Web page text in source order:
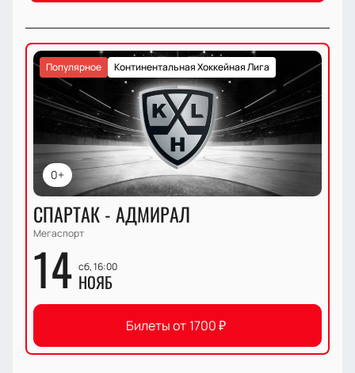
0+
Континентальная Хоккейная Лига
Популярное
СПАРТАК - АДМИРАЛ
Мегаспорт
14 сб, 16:00
НОЯБ
Билеты от 1700₽